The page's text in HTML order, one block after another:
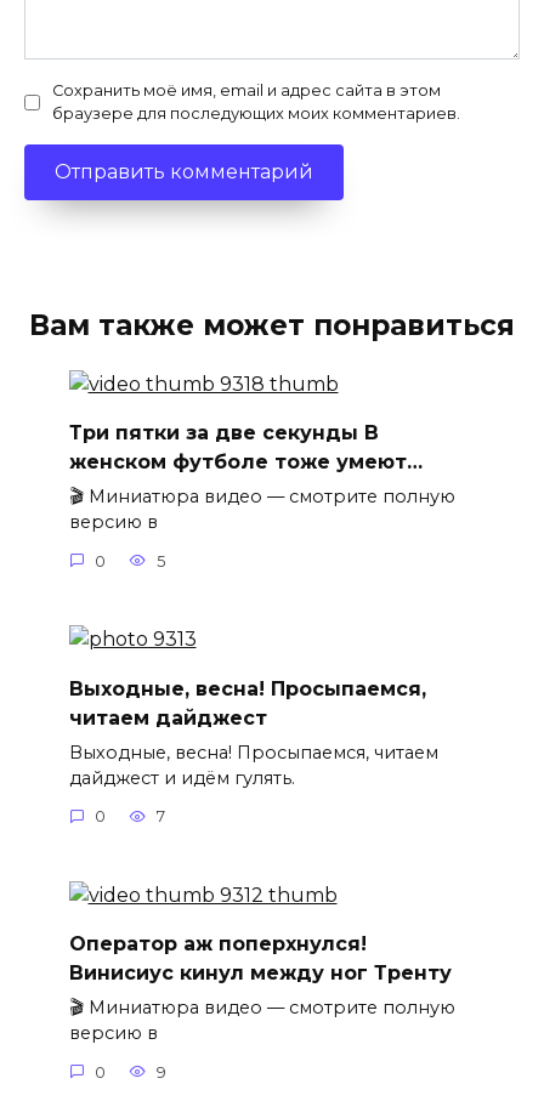
Сохранить моё имя, email и адрес сайта в этом
браузере для последующих моих комментариев.
Вам также может понравиться
Три пятки за две секунды В
женском футболе тоже умеют…
🎬 Миниатюра видео — смотрите полную
версию в
0 5
Выходные, весна! Просыпаемся,
читаем дайджест
Выходные, весна! Просыпаемся, читаем
дайджест и идём гулять.
0 7
Оператор аж поперхнулся!
Винисиус кинул между ног Тренту
🎬 Миниатюра видео — смотрите полную
версию в
0 9